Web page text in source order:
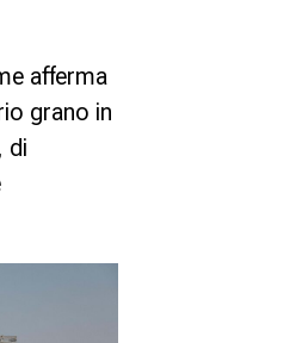
afferma
grano in
di